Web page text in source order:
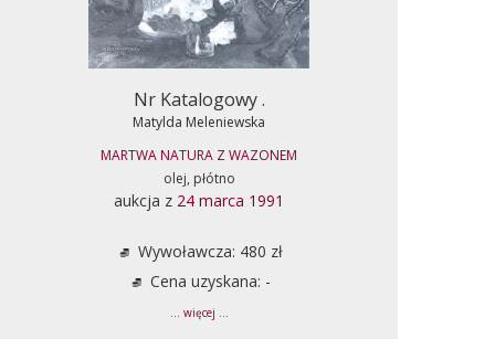
Nr Katalogowy .
Matylda Meleniewska
MARTWA NATURA Z WAZONEM
olej, płótno
aukcja z 24 marca 1991
Wywoławcza: 480 zł
Cena uzyskana: -
... więcej ...